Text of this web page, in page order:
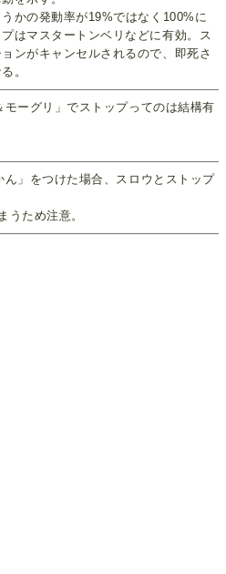
かの発動率が19%ではなく100%に
はマスタートンベリなどに有効。ス
ンがキャンセルされるので、即死さ
。
モーグリ」でストップってのは結構有
」をつけた場合、スロウとストップ
うため注意。